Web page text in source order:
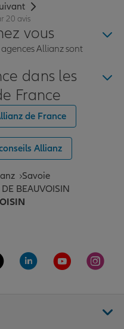
20 avis
vous
Allianz sont
dans les
France
de France
Allianz
Savoie
BEAUVOISIN
page Facebook de Allianz
sur la page Twitter de
Aller sur la page
Aller sur la
Aller